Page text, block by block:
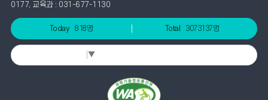
0177, 교육과 : 031-677-1130
Today 818명 Total 3073137명
▼